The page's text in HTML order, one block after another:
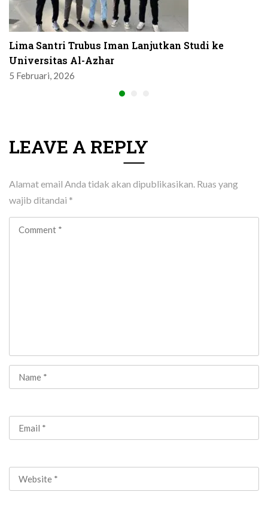
Lima Santri Trubus Iman Lanjutkan Studi ke
Universitas Al-Azhar
5 Februari, 2026
LEAVE A REPLY
Alamat email Anda tidak akan dipublikasikan. Ruas yang
wajib ditandai *